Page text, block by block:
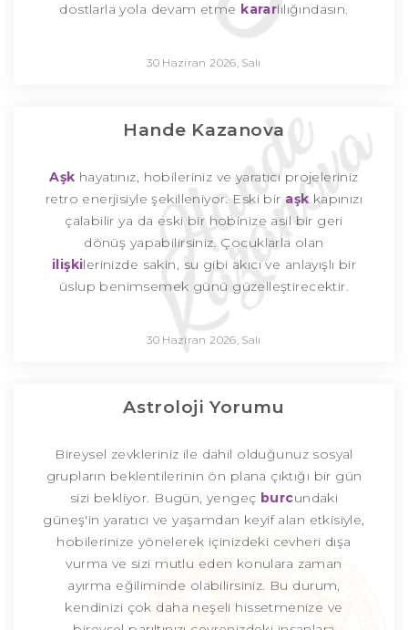
dostlarla yola devam etme kararlılığındasın.
30 Haziran 2026, Salı
Hande Kazanova
Aşk hayatınız, hobileriniz ve yaratıcı projeleriniz
retro enerjisiyle şekilleniyor. Eski bir aşkkapınızı
çalabilir ya da eski bir hobinize asil bir geri
dönüş yapabilirsiniz. Çocuklarla olan
ilişkilerinizde sakin, su gibi akıcı ve anlayışlı bir
üslup benimsemek günü güzelleştirecektir.
30 Haziran 2026, Salı
Astroloji Yorumu
Bireysel zevkleriniz ile dahil olduğunuz sosyal
grupların beklentilerinin ön plana çıktığı bir gün
sizi bekliyor. Bugün, yengeç burcundaki
güneş'in yaratıcı ve yaşamdan keyif alan etkisiyle,
hobilerinize yönelerek içinizdeki cevheri dışa
vurma ve sizi mutlu eden konulara zaman
ayırma eğiliminde olabilirsiniz. Bu durum,
kendinizi çok daha neşeli hissetmenize ve